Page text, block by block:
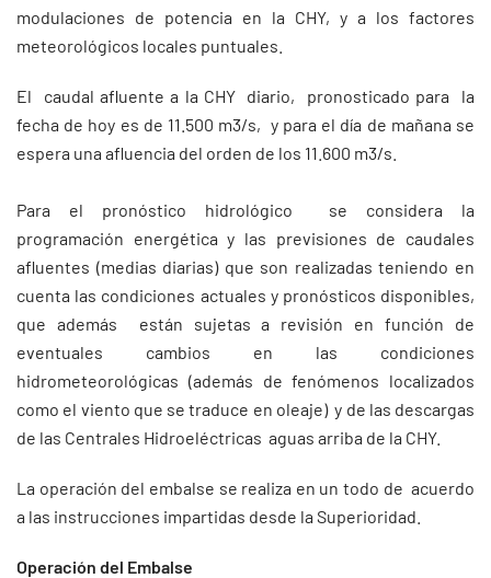
modulaciones de potencia en la CHY, y a los factores
meteorológicos locales puntuales.
El caudal afluente a la CHY diario, pronosticado para la
fecha de hoy es de 11.500 m3/s, y para el día de mañana se
espera una afluencia del orden de los 11.600 m3/s.
Para el pronóstico hidrológico se considera la
programación energética y las previsiones de caudales
afluentes (medias diarias) que son realizadas teniendo en
cuenta las condiciones actuales y pronósticos disponibles,
que además están sujetas a revisión en función de
eventuales cambios en las condiciones
hidrometeorológicas (además de fenómenos localizados
como el viento que se traduce en oleaje) y de las descargas
de las Centrales Hidroeléctricas aguas arriba de la CHY.
La operación del embalse se realiza en un todo de acuerdo
a las instrucciones impartidas desde la Superioridad.
Operación del Embalse